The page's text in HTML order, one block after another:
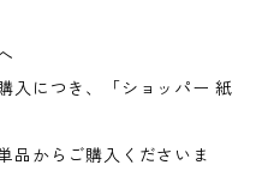
入につき、「ショッパー 紙
品からご購入くださいま